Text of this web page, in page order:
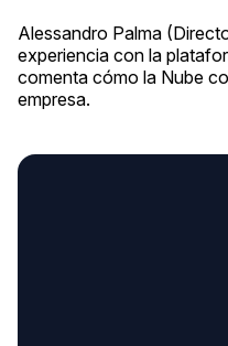
Alessandro Palma
experiencia con la
comenta cómo la Nube
empresa.